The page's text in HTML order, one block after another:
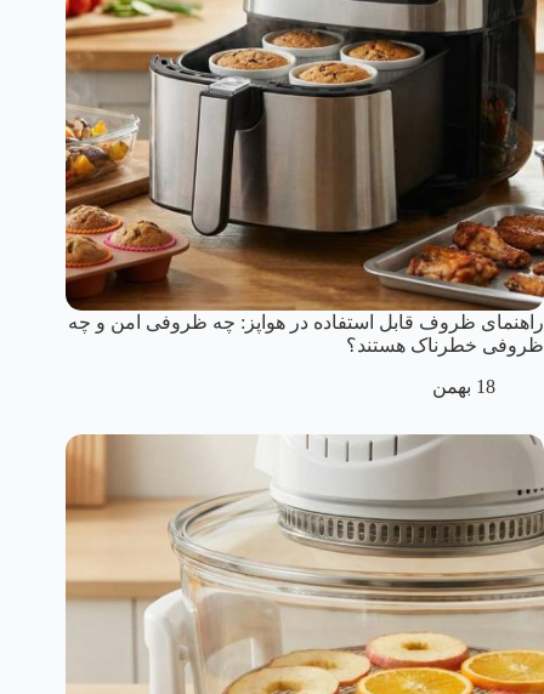
راهنمای ظروف قابل استفاده در هواپز: چه ظروفی امن و چه
ظروفی خطرناک هستند؟
18 بهمن